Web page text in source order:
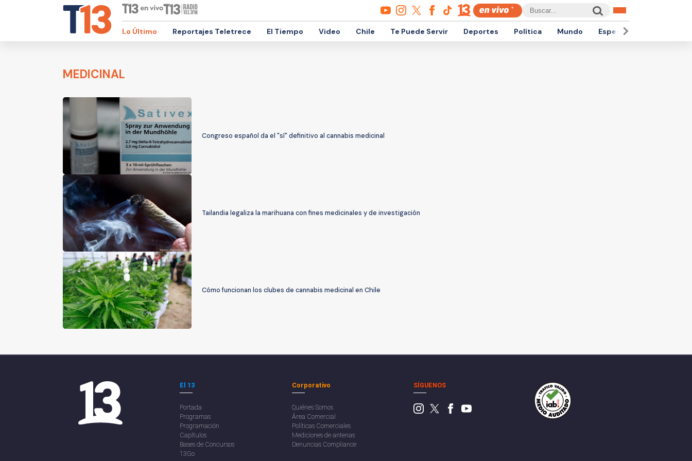
Lo Último Reportajes Teletrece El Tiempo Video Chile Te Puede Servir Deportes Política Mundo Espectáculos
MEDICINAL
Congreso español da el "sí" definitivo al cannabis medicinal
Tailandia legaliza la marihuana con fines medicinales y de investigación
Cómo funcionan los clubes de cannabis medicinal en Chile
El 13
Portada
Programas
Programación
Capítulos
Bases de Concursos
13Go
Corporativo
Quiénes Somos
Área Comercial
Políticas Comerciales
Mediciones de antenas
Denuncias Compliance
SÍGUENOS